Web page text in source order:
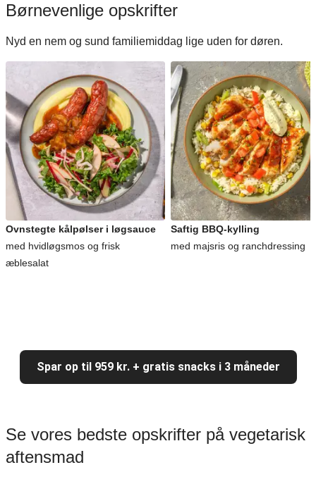
Børnevenlige opskrifter
Nyd en nem og sund familiemiddag lige uden for døren.
Ovnstegte kålpølser i løgsauce
med hvidløgsmos og frisk
æblesalat
Saftig BBQ-kylling
med majsris og ranchdressing
Spar op til 959 kr. + gratis snacks i 3 måneder
Se vores bedste opskrifter på vegetarisk
aftensmad